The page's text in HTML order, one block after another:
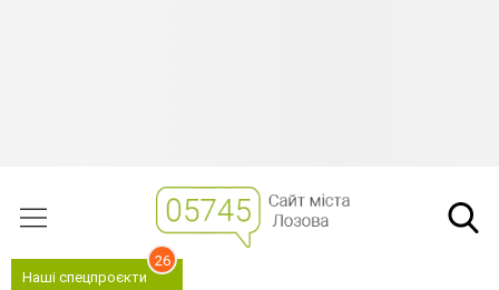
Наші спецпроєкти
26